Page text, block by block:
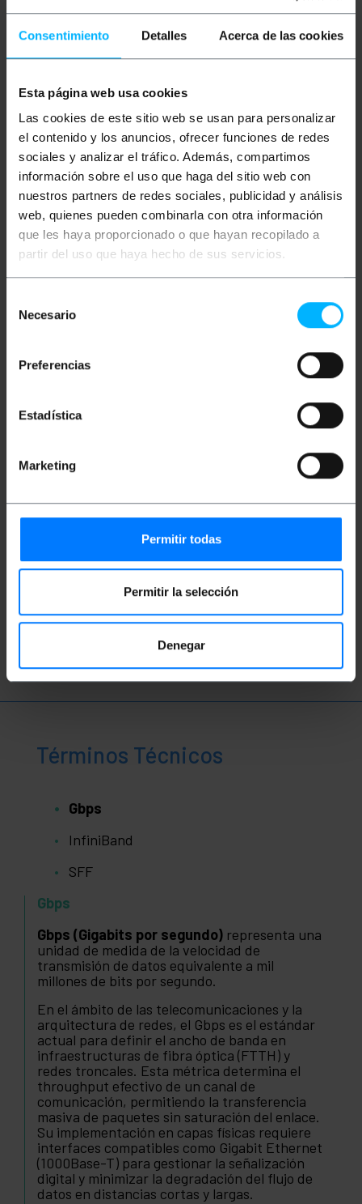
Consentimiento Detalles Acerca de las cookies
Esta página web usa cookies
Las cookies de este sitio web se usan para personalizar
el contenido y los anuncios, ofrecer funciones de redes
sociales y analizar el tráfico. Además, compartimos
información sobre el uso que haga del sitio web con
nuestros partners de redes sociales, publicidad y análisis
web, quienes pueden combinarla con otra información
que les haya proporcionado o que hayan recopilado a
partir del uso que haya hecho de sus servicios.
Necesario
Preferencias
Estadística
Marketing
Permitir todas
Permitir la selección
Denegar
Gigabit Ethernet y 56 Gigabit Ethernet. Cable
Medidas y pesos
Peso bruto: 180 g
Medidas del producto (ancho x profundidad x
alto): 25.0 x 25.0 x 2.0 cm
Número de paquetes: 1
Medidas del paquete: 25.0 x 25.0 x 2.0 cm
Documentación
Vídeos
Ver video
Términos Técnicos
Gbps
InfiniBand
SFF
Gbps
Gbps (Gigabits por segundo) representa una
unidad de medida de la velocidad de
transmisión de datos equivalente a mil
millones de bits por segundo.
En el ámbito de las telecomunicaciones y la
arquitectura de redes, el Gbps es el estándar
actual para definir el ancho de banda en
infraestructuras de fibra óptica (FTTH) y
redes troncales. Esta métrica determina el
throughput efectivo de un canal de
comunicación, permitiendo la transferencia
masiva de paquetes sin saturación del enlace.
Su implementación en capas físicas requiere
interfaces compatibles como Gigabit Ethernet
(1000Base-T) para gestionar la señalización
digital y minimizar la degradación del flujo de
datos en distancias cortas y largas.